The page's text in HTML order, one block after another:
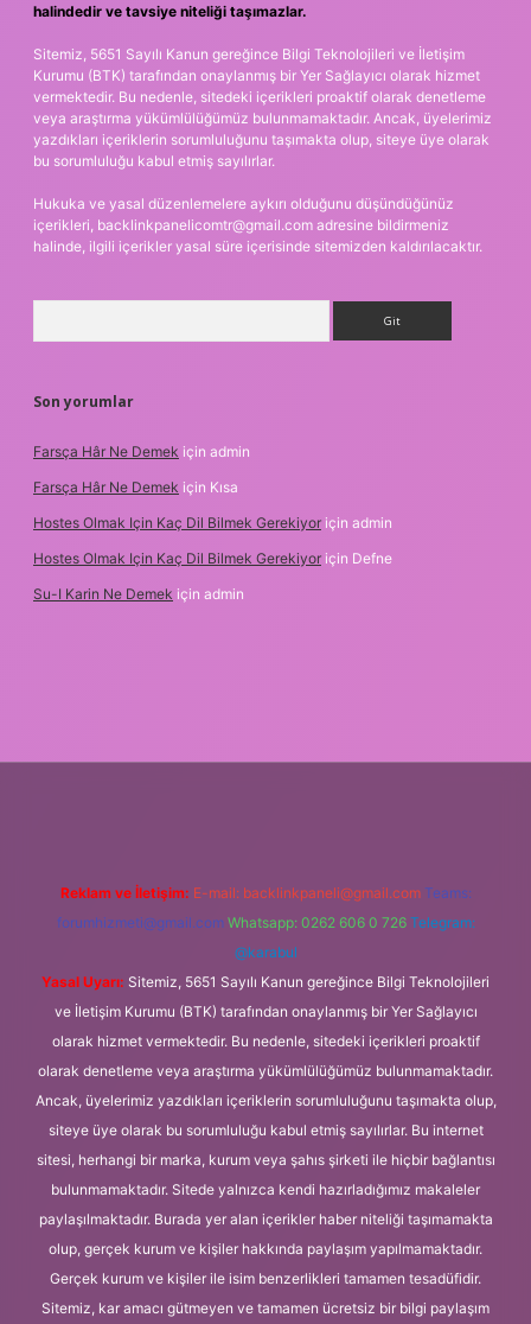
halindedir ve tavsiye niteliği taşımazlar.
Sitemiz, 5651 Sayılı Kanun gereğince Bilgi Teknolojileri ve İletişim
Kurumu (BTK) tarafından onaylanmış bir Yer Sağlayıcı olarak hizmet
vermektedir. Bu nedenle, sitedeki içerikleri proaktif olarak denetleme
veya araştırma yükümlülüğümüz bulunmamaktadır. Ancak, üyelerimiz
yazdıkları içeriklerin sorumluluğunu taşımakta olup, siteye üye olarak
bu sorumluluğu kabul etmiş sayılırlar.
Hukuka ve yasal düzenlemelere aykırı olduğunu düşündüğünüz
içerikleri, backlinkpanelicomtr@gmail.com adresine bildirmeniz
halinde, ilgili içerikler yasal süre içerisinde sitemizden kaldırılacaktır.
Son yorumlar
Farsça Hâr Ne Demek için admin
Farsça Hâr Ne Demek için Kısa
Hostes Olmak Için Kaç Dil Bilmek Gerekiyor için admin
Hostes Olmak Için Kaç Dil Bilmek Gerekiyor için Defne
Su-I Karin Ne Demek için admin
Reklam ve İletişim: E-mail: backlinkpaneli@gmail.com Teams:
forumhizmeti@gmail.com Whatsapp: 0262 606 0 726 Telegram:
@karabul
Yasal Uyarı: Sitemiz, 5651 Sayılı Kanun gereğince Bilgi Teknolojileri
ve İletişim Kurumu (BTK) tarafından onaylanmış bir Yer Sağlayıcı
olarak hizmet vermektedir. Bu nedenle, sitedeki içerikleri proaktif
olarak denetleme veya araştırma yükümlülüğümüz bulunmamaktadır.
Ancak, üyelerimiz yazdıkları içeriklerin sorumluluğunu taşımakta olup,
siteye üye olarak bu sorumluluğu kabul etmiş sayılırlar. Bu internet
sitesi, herhangi bir marka, kurum veya şahıs şirketi ile hiçbir bağlantısı
bulunmamaktadır. Sitede yalnızca kendi hazırladığımız makaleler
paylaşılmaktadır. Burada yer alan içerikler haber niteliği taşımamakta
olup, gerçek kurum ve kişiler hakkında paylaşım yapılmamaktadır.
Gerçek kurum ve kişiler ile isim benzerlikleri tamamen tesadüfidir.
Sitemiz, kar amacı gütmeyen ve tamamen ücretsiz bir bilgi paylaşım